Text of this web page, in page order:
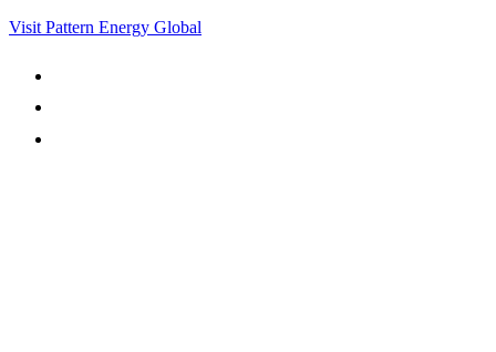
Visit Pattern Energy Global